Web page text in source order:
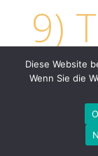
9)
Cookie-
Diese
Diese Website
Wenn Sie die